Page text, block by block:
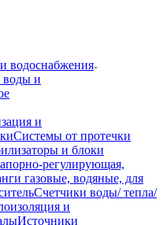
водоснабжения
воды и
и
Системы от протечки
и блоки
регулирующая,
газовые, водяные, для
Счетчики воды/ тепла/
и
Источники